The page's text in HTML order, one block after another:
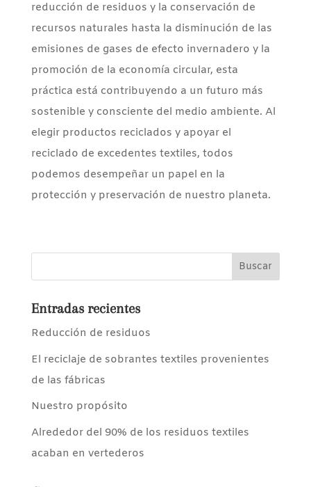
reducción de residuos y la conservación de
recursos naturales hasta la disminución de las
emisiones de gases de efecto invernadero y la
promoción de la economía circular, esta
práctica está contribuyendo a un futuro más
sostenible y consciente del medio ambiente. Al
elegir productos reciclados y apoyar el
reciclado de excedentes textiles, todos
podemos desempeñar un papel en la
protección y preservación de nuestro planeta.
Entradas recientes
Reducción de residuos
El reciclaje de sobrantes textiles provenientes
de las fábricas
Nuestro propósito
Alrededor del 90% de los residuos textiles
acaban en vertederos